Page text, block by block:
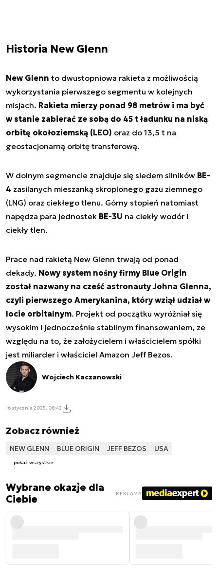
Historia New Glenn
New Glenn to dwustopniowa rakieta z możliwością
wykorzystania pierwszego segmentu w kolejnych
misjach. Rakieta mierzy ponad 98 metrów i ma być
w stanie zabierać ze sobą do 45 t ładunku na niską
orbitę okołoziemską (LEO) oraz do 13,5 t na
geostacjonarną orbitę transferową.
W dolnym segmencie znajduje się siedem silników BE-
4 zasilanych mieszanką skroplonego gazu ziemnego
(LNG) oraz ciekłego tlenu. Górny stopień natomiast
napędza para jednostek BE-3U na ciekły wodór i
ciekły tlen.
Prace nad rakietą New Glenn trwają od ponad
dekady. Nowy system nośny firmy Blue Origin
został nazwany na cześć astronauty Johna Glenna,
czyli pierwszego Amerykanina, który wziął udział w
locie orbitalnym. Projekt od początku wyróżniał się
wysokim i jednocześnie stabilnym finansowaniem, ze
względu na to, że założycielem i właścicielem spółki
jest miliarder i właściciel Amazon Jeff Bezos.
Wojciech Kaczanowski
16 stycznia 2025, 08:42
Zobacz również
NEW GLENN BLUE ORIGIN JEFF BEZOS USA
pokaż wszystkie
Wybrane okazje dla
Ciebie
REKLAMA